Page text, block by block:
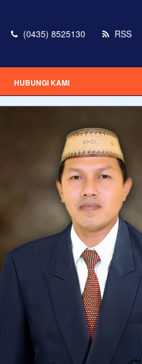
(0435) 8525130 RSS
HUBUNGI KAMI